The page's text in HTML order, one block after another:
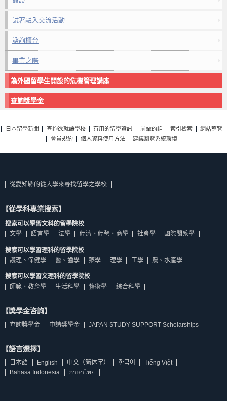
試著融入交流活動
諮詢櫃台
畢業之際
為外國留學生開設的危機管理講座
查詢獎學金
日本留學新聞 查詢欲就讀學校 有用的留學資訊 前輩的話 索引檢索
網站導覽
會員規約
個人資料使用方法 建議瀏覽系統環境
從愛知縣的從大學來尋找留學之學校
【從學科專業搜索】
搜索可以學習文科的留學院校
文學
語言學 法學 經濟、經營、商學 社會學 國際關系學
搜索可以學習理科的留學院校
護理、保健學
醫、齒學 藥學 理學 工學 農、水產學
搜索可以學習文理科的留學院校
師範、教育學
生活科學 藝術學 綜合科學
【獎學金咨詢】
查詢獎學金 申請獎學金 JAPAN STUDY SUPPORT Scholarships
【語言選擇】
日本語 English 中文（简体字） 한국어
Tiếng Việt
Bahasa Indonesia
ภาษาไทย